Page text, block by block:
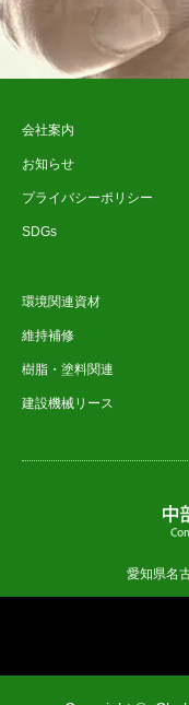
会社案内
お知らせ
プライバシーポリシー
SDGs
環境関連資材
維持補修
樹脂・塗料関連
建設機械リース
愛知県名